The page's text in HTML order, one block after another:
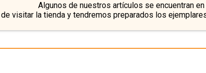
Algunos de nuestros artículos se encuentran en
visitar la tienda y tendremos preparados los